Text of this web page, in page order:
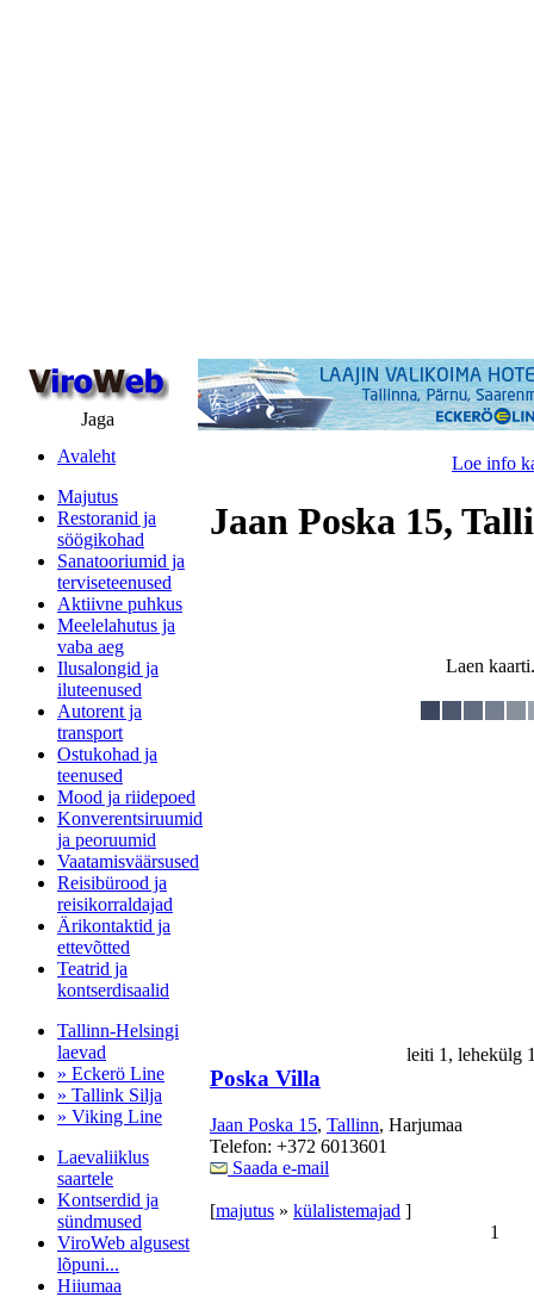
Jaga
Avaleht
Majutus
Restoranid ja
söögikohad
Sanatooriumid ja
terviseteenused
Aktiivne puhkus
Meelelahutus ja
vaba aeg
Ilusalongid ja
iluteenused
Autorent ja
transport
Ostukohad ja
teenused
Mood ja riidepoed
Konverentsiruumid
ja peoruumid
Vaatamisväärsused
Reisibürood ja
reisikorraldajad
Ärikontaktid ja
ettevõtted
Teatrid ja
kontserdisaalid
Tallinn-Helsingi
laevad
» Eckerö Line
» Tallink Silja
» Viking Line
Laevaliiklus
saartele
Kontserdid ja
sündmused
ViroWeb algusest
lõpuni...
Hiiumaa
Loe info
Jaan Poska 15,
Laen
leiti 1,
Poska Villa
Jaan Poska 15, Tallinn, Harjumaa
Telefon: +372 6013601
Saada e-mail
[majutus » külalistemajad ]
1